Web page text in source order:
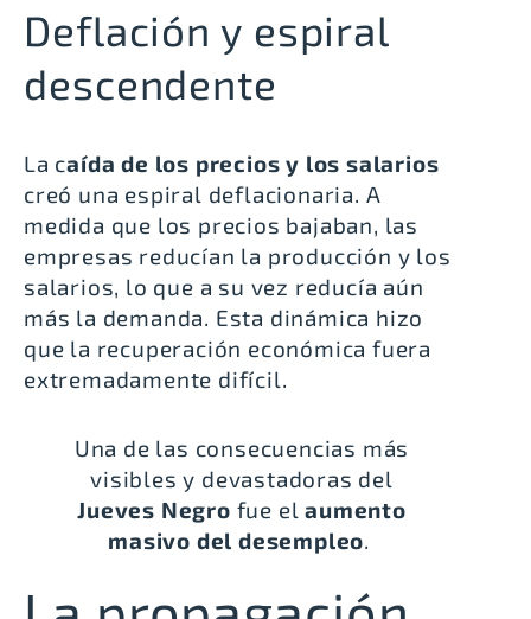
Deflación y espiral
descendente
La caída de los precios y los salarios
creó una espiral deflacionaria. A
medida que los precios bajaban, las
empresas reducían la producción y los
salarios, lo que a su vez reducía aún
más la demanda. Esta dinámica hizo
que la recuperación económica fuera
extremadamente difícil.
Una de las consecuencias más
visibles y devastadoras del
Jueves Negro fue elaumento
masivo del desempleo.